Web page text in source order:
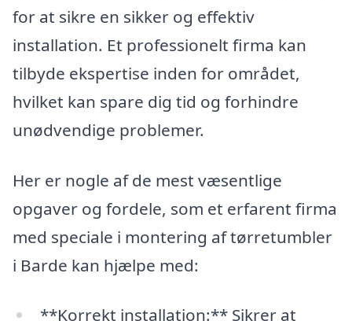
for at sikre en sikker og effektiv
installation. Et professionelt firma kan
tilbyde ekspertise inden for området,
hvilket kan spare dig tid og forhindre
unødvendige problemer.
Her er nogle af de mest væsentlige
opgaver og fordele, som et erfarent firma
med speciale i montering af tørretumbler
i Barde kan hjælpe med:
**Korrekt installation:** Sikrer at